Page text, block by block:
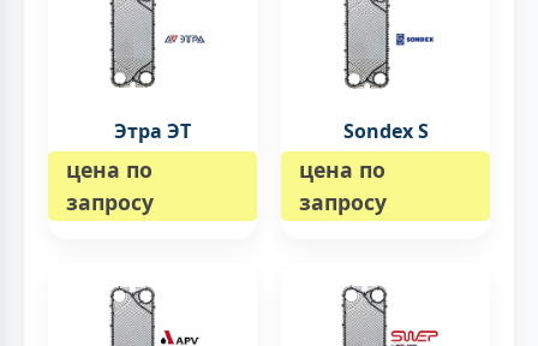
Этра ЭТ
цена по
запросу
Sondex S
цена по
запросу